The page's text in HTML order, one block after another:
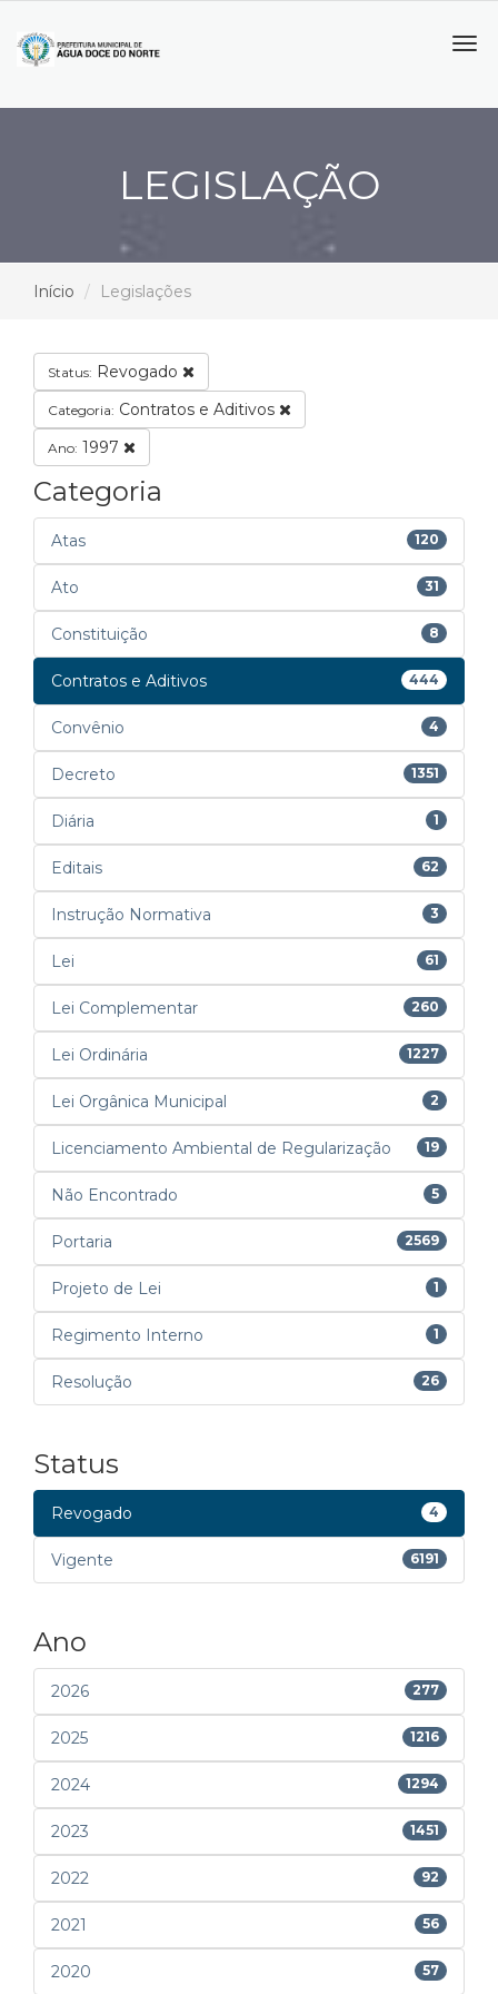
LEGISLAÇÃO
Início Legislações
Status: Revogado
Categoria: Contratos e Aditivos
Ano: 1997
Categoria
Atas 120
Ato 31
Constituição 8
Contratos e Aditivos 444
Convênio 4
Decreto 1351
Diária 1
Editais 62
Instrução Normativa 3
Lei 61
Lei Complementar 260
Lei Ordinária 1227
Lei Orgânica Municipal 2
Licenciamento Ambiental de Regularização 19
Não Encontrado 5
Portaria 2569
Projeto de Lei 1
Regimento Interno 1
Resolução 26
Status
Revogado 4
Vigente 6191
Ano
2026 277
2025 1216
2024 1294
2023 1451
2022 92
2021 56
2020 57